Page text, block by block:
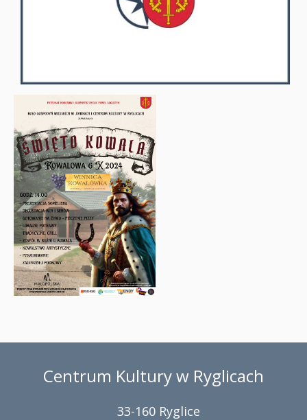
Centrum Kultury w Ryglicach
33-160 Ryglice